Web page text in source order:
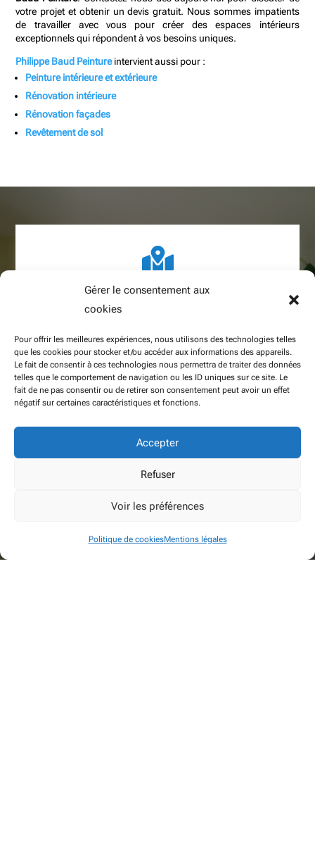
Gérer le consentement aux
cookies
Pour offrir les meilleures expériences, nous utilisons des technologies telles
que les cookies pour stocker et/ou accéder aux informations des appareils.
Le fait de consentir à ces technologies nous permettra de traiter des données
telles que le comportement de navigation ou les ID uniques sur ce site. Le
fait de ne pas consentir ou de retirer son consentement peut avoir un effet
négatif sur certaines caractéristiques et fonctions.
Accepter
Refuser
Voir les préférences
Politique de cookiesMentions légales
votre projet et obtenir un devis gratuit. Nous sommes impatients
de travailler avec vous pour créer des espaces intérieurs
exceptionnels qui répondent à vos besoins uniques.
Philippe Baud Peintureintervient aussi pour :
Peinture intérieure et extérieure
Rénovation intérieure
Rénovation façades
Revêtement de sol

597 route des Blaves 74200 Allinges

04 50 72 39 32
